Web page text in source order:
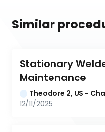
Similar
Stationary
Maintenance
Theodore 2, US -
12/11/2025